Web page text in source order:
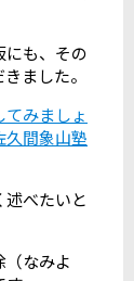
にも、その
ました。
みましょ
間象山塾
べたいと
なみよ